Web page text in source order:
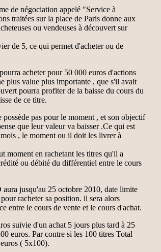
de négociation appelé "Service à
traitées sur la place de Paris donne aux
ou vendeuses à découvert sur
de 5, ce qui permet d'acheter ou de
acheter pour 50 000 euros d'actions
plus value plus importante , que s'il avait
pourra profiter de la baisse du cours du
de ce titre.
pas pour le moment , et son objectif
que leur valeur va baisser .Ce qui est
, le moment ou il doit les livrer à
moment en rachetant les titres qu'il a
ou débité du différentiel entre le cours
jusqu'au 25 octobre 2010, date limite
racheter sa position. il sera alors
entre le cours de vente et le cours d'achat.
suivie d'un achat 5 jours plus tard à 25
euros. Par contre si les 100 titres Total
( 5x100).